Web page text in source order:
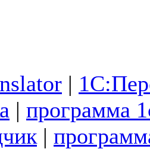
|
| программа
|